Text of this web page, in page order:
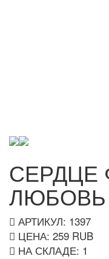
СЕРДЦЕ
ЛЮБОВЬ
АРТИКУЛ: 1397
ЦЕНА: 259 RUB
НА СКЛАДЕ: 1